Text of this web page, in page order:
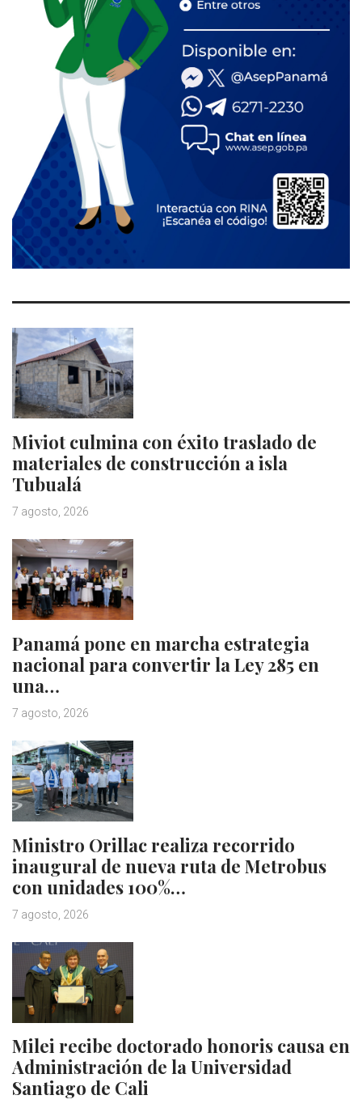
Miviot culmina con éxito traslado de
materiales de construcción a isla
Tubualá
7 agosto, 2026
Panamá pone en marcha estrategia
nacional para convertir la Ley 285 en
una…
7 agosto, 2026
Ministro Orillac realiza recorrido
inaugural de nueva ruta de Metrobus
con unidades 100%…
7 agosto, 2026
Milei recibe doctorado honoris causa en
Administración de la Universidad
Santiago de Cali